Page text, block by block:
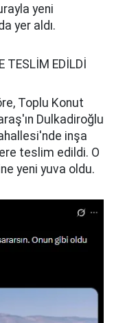
yeni
yer aldı.
TESLİM EDİLDİ
Toplu Konut
Dulkadiroğlu
inşa
teslim edildi. O
yeni yuva oldu.